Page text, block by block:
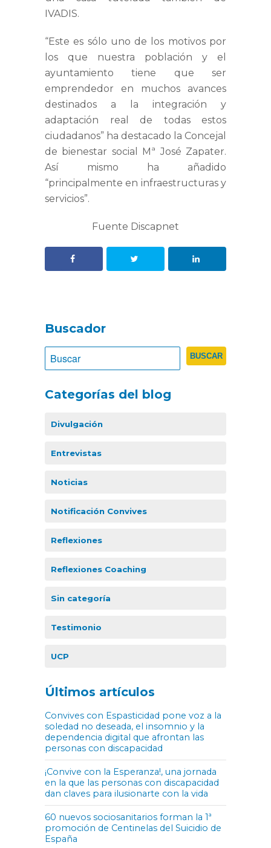
IVADIS.
“Este es sólo uno de los motivos por
los que nuestra población y el
ayuntamiento tiene que ser
emprendedor en muchos avances
destinados a la integración y
adaptación real de todas estos
ciudadanos” ha destacado la Concejal
de bienestar social Mª José Zapater.
Así mismo ha añadido
“principalmente en infraestructuras y
servicios”.
Fuente Discapnet
Buscador
Categorías del blog
Divulgación
Entrevistas
Noticias
Notificación Convives
Reflexiones
Reflexiones Coaching
Sin categoría
Testimonio
UCP
Últimos artículos
Convives con Espasticidad pone voz a la
soledad no deseada, el insomnio y la
dependencia digital que afrontan las
personas con discapacidad
¡Convive con la Esperanza!, una jornada
en la que las personas con discapacidad
dan claves para ilusionarte con la vida
60 nuevos sociosanitarios forman la 1ª
promoción de Centinelas del Suicidio de
España